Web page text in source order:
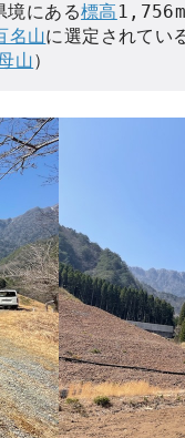
境にある標高 1,756m
名山
山）